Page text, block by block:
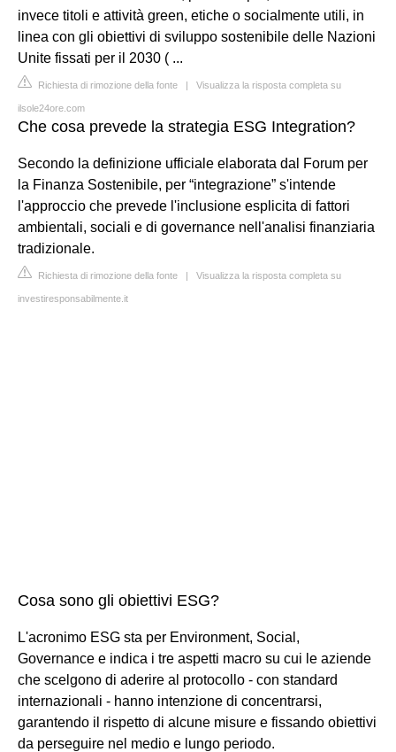
invece titoli e attività green, etiche o socialmente utili, in
linea con gli obiettivi di sviluppo sostenibile delle Nazioni
Unite fissati per il 2030 ( ...
Richiesta di rimozione della fonte | Visualizza la risposta completa su
ilsole24ore.com
Che cosa prevede la strategia ESG Integration?
Secondo la definizione ufficiale elaborata dal Forum per
la Finanza Sostenibile, per “integrazione” s'intende
l'approccio che prevede l'inclusione esplicita di fattori
ambientali, sociali e di governance nell'analisi finanziaria
tradizionale.
Richiesta di rimozione della fonte | Visualizza la risposta completa su
investiresponsabilmente.it
Cosa sono gli obiettivi ESG?
L'acronimo ESG sta per Environment, Social,
Governance e indica i tre aspetti macro su cui le aziende
che scelgono di aderire al protocollo - con standard
internazionali - hanno intenzione di concentrarsi,
garantendo il rispetto di alcune misure e fissando obiettivi
da perseguire nel medio e lungo periodo.